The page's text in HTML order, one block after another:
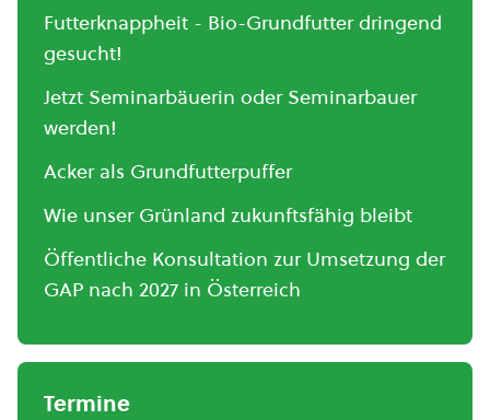
Futterknappheit - Bio-Grundfutter dringend
gesucht!
Jetzt Seminarbäuerin oder Seminarbauer
werden!
Acker als Grundfutterpuffer
Wie unser Grünland zukunftsfähig bleibt
Öffentliche Konsultation zur Umsetzung der
GAP nach 2027 in Österreich
Termine